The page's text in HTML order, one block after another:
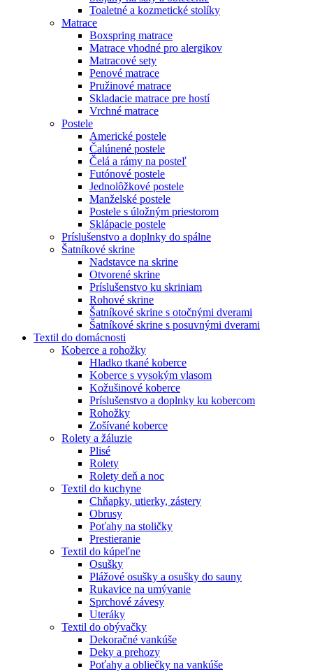
Toaletné a kozmetické stolíky
Matrace
Boxspring matrace
Matrace vhodné pro alergikov
Matracové sety
Penové matrace
Pružinové matrace
Skladacie matrace pre hostí
Vrchné matrace
Postele
Americké postele
Čalúnené postele
Čelá a rámy na posteľ
Futónové postele
Jednolôžkové postele
Manželské postele
Postele s úložným priestorom
Sklápacie postele
Príslušenstvo a doplnky do spálne
Šatníkové skrine
Nadstavce na skrine
Otvorené skrine
Príslušenstvo ku skriniam
Rohové skrine
Šatníkové skrine s otočnými dverami
Šatníkové skrine s posuvnými dverami
Textil do domácnosti
Koberce a rohožky
Hladko tkané koberce
Koberce s vysokým vlasom
Kožušinové koberce
Príslušenstvo a doplnky ku kobercom
Rohožky
Zošívané koberce
Rolety a žáluzie
Plisé
Rolety
Rolety deň a noc
Textil do kuchyne
Chňapky, utierky, zástery
Obrusy
Poťahy na stoličky
Prestieranie
Textil do kúpeľne
Osušky
Plážové osušky a osušky do sauny
Rukavice na umývanie
Sprchové závesy
Uteráky
Textil do obývačky
Dekoračné vankúše
Deky a prehozy
Poťahy a obliečky na vankúše